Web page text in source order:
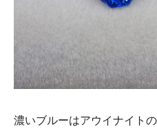
濃いブルーはアウイナイト